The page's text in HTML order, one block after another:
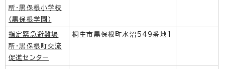
所・黒保根小学校
（黒保根学園）
指定緊急避難場
所・黒保根町交流
促進センター
桐生市黒保根町水沼549番地1